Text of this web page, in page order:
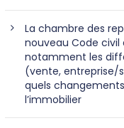
La chambre des
nouveau Code civil
notamment les
(vente, entreprise/
quels
l’immobilier